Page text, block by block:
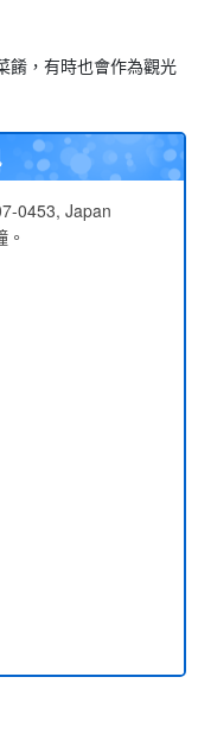
餚，有時也會作為觀光
0453, Japan